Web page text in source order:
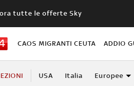
tutte le offerte Sky
CAOS MIGRANTI CEUTA ADDIO
USA Italia Europee